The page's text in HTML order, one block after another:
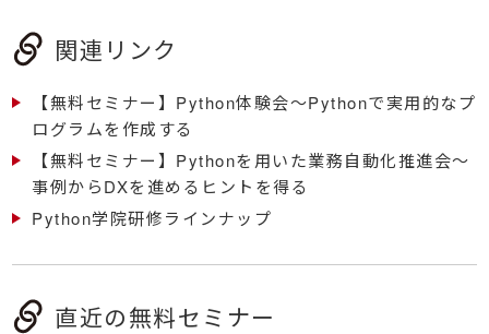
関連リンク
【無料セミナー】Python体験会～Pythonで実用的なプ
ログラムを作成する
【無料セミナー】Pythonを用いた業務自動化推進会～
事例からDXを進めるヒントを得る
Python学院研修ラインナップ
直近の無料セミナー